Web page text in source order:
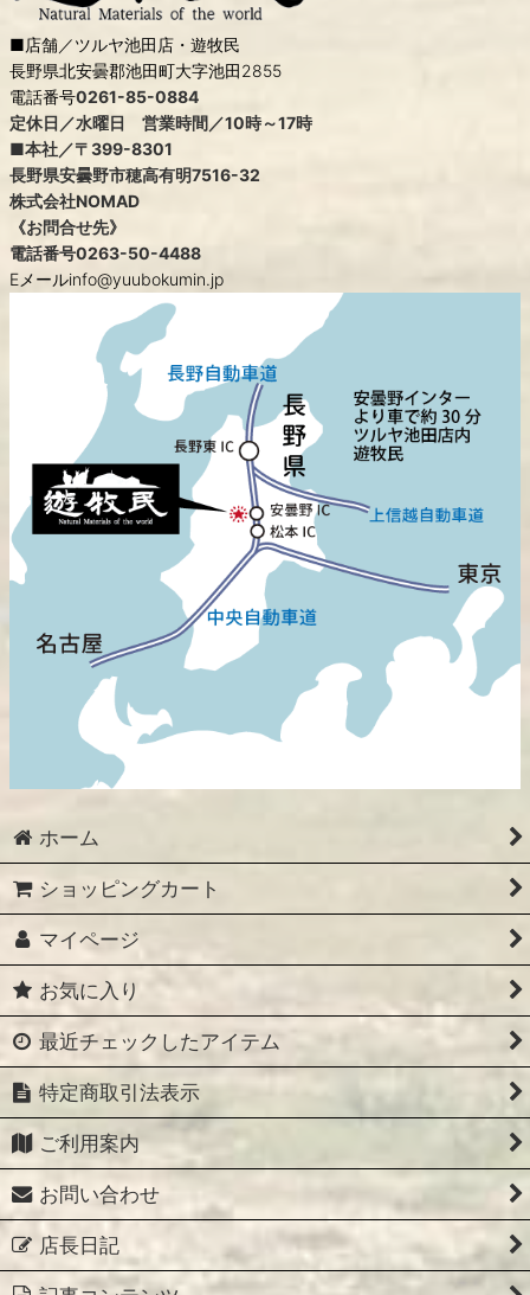
■店舗／ツルヤ池田店・遊牧民
長野県北安曇郡池田町大字池田2855
電話番号0261-85-0884
定休日／水曜日 営業時間／10時～17時
■本社／〒399-8301
長野県安曇野市穂高有明7516-32
株式会社NOMAD
《お問合せ先》
電話番号0263-50-4488
Eメールinfo@yuubokumin.jp
ホーム
ショッピングカート
マイページ
お気に入り
最近チェックしたアイテム
特定商取引法表示
ご利用案内
お問い合わせ
店長日記